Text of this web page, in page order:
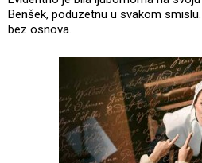
Benšek, poduzetnu u svakom
bez osnova.